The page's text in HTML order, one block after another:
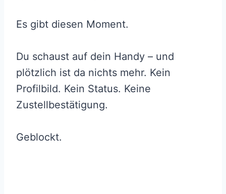
Es gibt diesen Moment.
Du schaust auf dein Handy – und
plötzlich ist da nichts mehr. Kein
Profilbild. Kein Status. Keine
Zustellbestätigung.
Geblockt.